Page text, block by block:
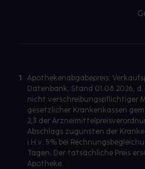
1
Apothekenabgabepreis:
Datenbank, Stand 01.08.2026,
nicht verschreibungspflichtiger
gesetzlicher Krankenkassen
2,3 der
Abschlags zugunsten der
i.H.v. 5% bei
Tagen. Der tatsächliche Preis
Apotheke.